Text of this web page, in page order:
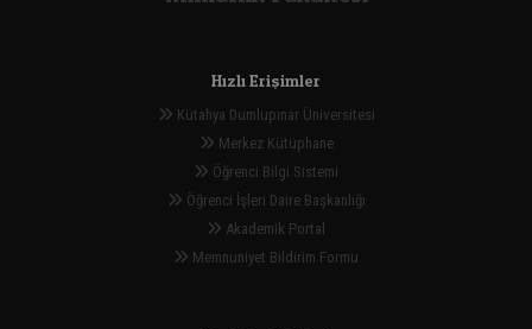
Hızlı Erişimler
Kütahya Dumlupınar Üniversitesi
Merkez Kütüphane
Öğrenci Bilgi Sistemi
Öğrenci İşleri Daire Başkanlığı
Akademik Portal
Memnuniyet Bildirim Formu